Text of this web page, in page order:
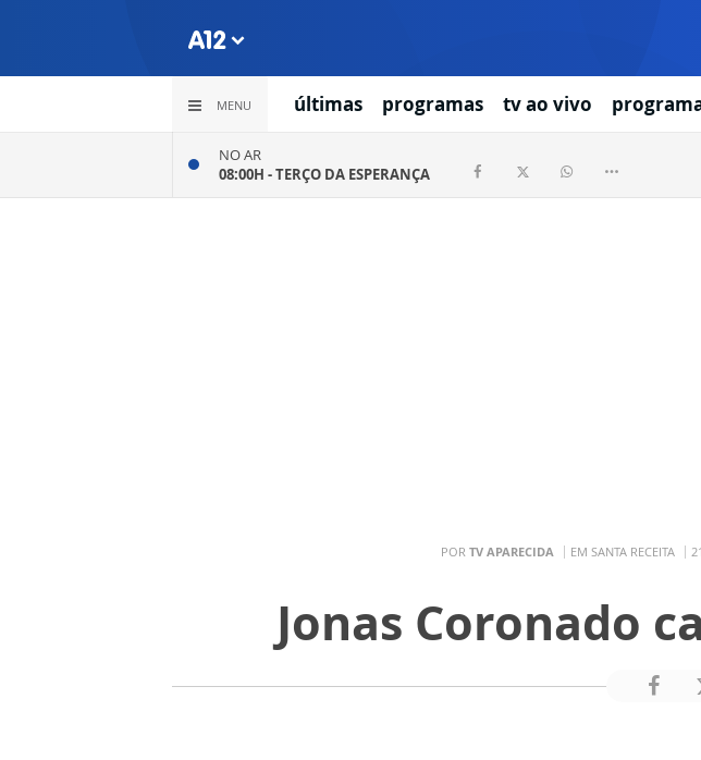
MENU últimas programas tv ao vivo
NO AR
08:00H -TERÇO DA ESPERANÇA
POR TV APARECIDA EM SANTA RECEITA
Jonas Coronado